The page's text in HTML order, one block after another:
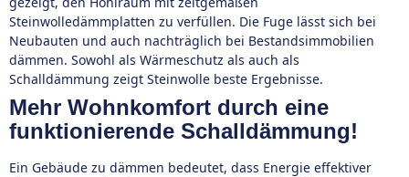
Steinwolledämmplatten zu verfüllen. Die Fuge lässt sich bei
Neubauten und auch nachträglich bei Bestandsimmobilien
dämmen. Sowohl als Wärmeschutz als auch als
Schalldämmung zeigt Steinwolle beste Ergebnisse.
Mehr Wohnkomfort durch eine
funktionierende Schalldämmung!
Ein Gebäude zu dämmen bedeutet, dass Energie effektiver